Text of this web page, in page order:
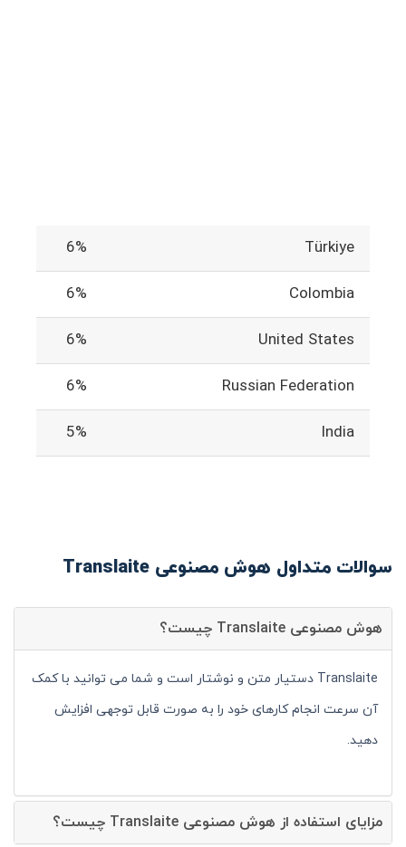
Türkiye
6%
Colombia
6%
United States
6%
Russian Federation
6%
India
5%
سوالات متداول هوش مصنوعی Translaite
هوش مصنوعی Translaite چیست؟
Translaite دستیار متن و نوشتار است و شما می توانید با کمک
آن سرعت انجام کارهای خود را به صورت قابل توجهی افزایش
دهید.
مزایای استفاده از هوش مصنوعی Translaite چیست؟